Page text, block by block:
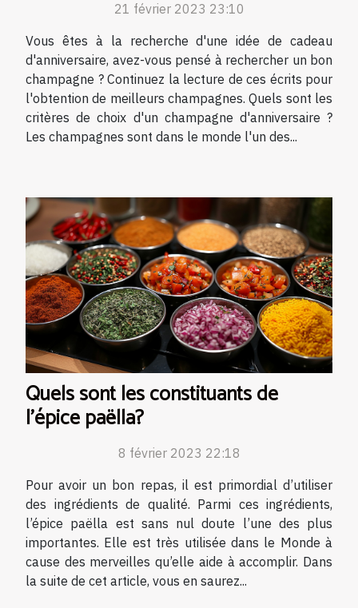
21 février 2023 23:10
Vous êtes à la recherche d'une idée de cadeau
d'anniversaire, avez-vous pensé à rechercher un bon
champagne ? Continuez la lecture de ces écrits pour
l'obtention de meilleurs champagnes. Quels sont les
critères de choix d'un champagne d'anniversaire ?
Les champagnes sont dans le monde l'un des...
Quels sont les constituants de
l’épice paëlla?
8 février 2023 22:18
Pour avoir un bon repas, il est primordial d’utiliser
des ingrédients de qualité. Parmi ces ingrédients,
l’épice paëlla est sans nul doute l’une des plus
importantes. Elle est très utilisée dans le Monde à
cause des merveilles qu’elle aide à accomplir. Dans
la suite de cet article, vous en saurez...